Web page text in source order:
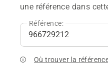
une référence dans
Référence:
Où trouver la